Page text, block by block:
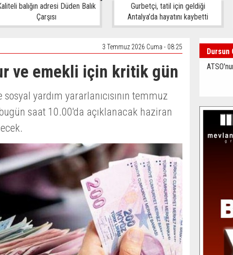
balığın adresi Düden Balık
Çarşısı
Gurbetçi, tatil için geldiği
Antalya’da hayatını kaybetti
3 Temmuz 2026 Cuma - 08:25
ve emekli için kritik gün
yardım yararlanıcısının temmuz
saat 10.00'da açıklanacak haziran
Dursun